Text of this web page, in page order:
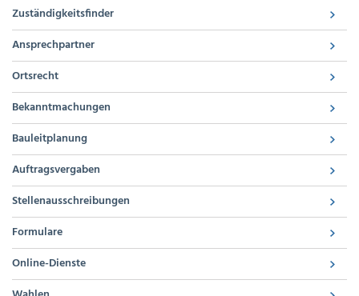
Zuständigkeitsfinder
Ansprechpartner
Ortsrecht
Bekanntmachungen
Bauleitplanung
Auftragsvergaben
Stellenausschreibungen
Formulare
Online-Dienste